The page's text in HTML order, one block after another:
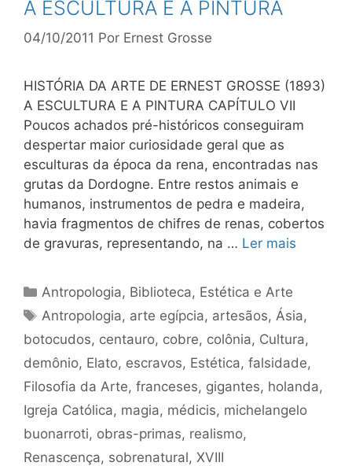
A ESCULTURA E A PINTURA
04/10/2011 Por Ernest Grosse
HISTÓRIA DA ARTE DE ERNEST GROSSE (1893)
A ESCULTURA E A PINTURA CAPÍTULO VII
Poucos achados pré-históricos conseguiram
despertar maior curiosidade geral que as
esculturas da época da rena, encontradas nas
grutas da Dordogne. Entre restos animais e
humanos, instrumentos de pedra e madeira,
havia fragmentos de chifres de renas, cobertos
de gravuras, representando, na … Ler mais
Categorias
Antropologia, Biblioteca, Estética e Arte
Tags
Antropologia, arte egípcia, artesãos,Ásia,
botocudos, centauro, cobre, colônia, Cultura,
demônio, Elato, escravos, Estética, falsidade,
Filosofia da Arte, franceses, gigantes, holanda,
Igreja Católica, magia, médicis, michelangelo
buonarroti, obras-primas, realismo,
Renascença, sobrenatural, XVIII